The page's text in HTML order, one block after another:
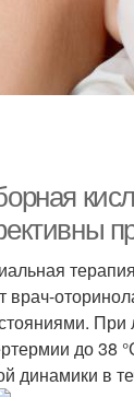
врач-
При
до 38
динамики в